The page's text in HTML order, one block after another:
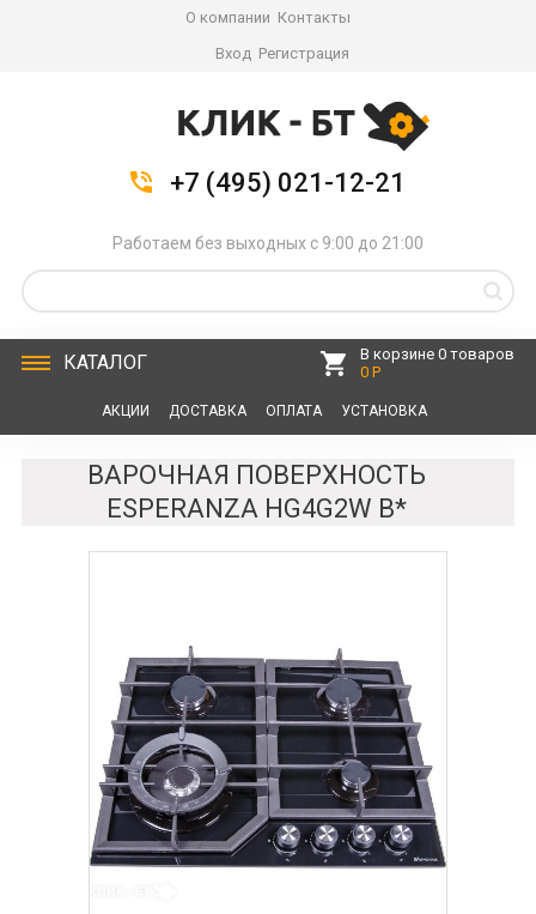
О компании Контакты
Вход Регистрация
+7 (495) 021-12-21
Работаем без выходных с 9:00 до 21:00
КАТАЛОГ
В корзине 0 товаров
0 Р
АКЦИИ ДОСТАВКА ОПЛАТА УСТАНОВКА
ВАРОЧНАЯ ПОВЕРХНОСТЬ
ESPERANZA HG4G2W B*